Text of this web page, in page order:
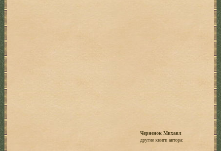
Черненок Михаил
другие книги автора: